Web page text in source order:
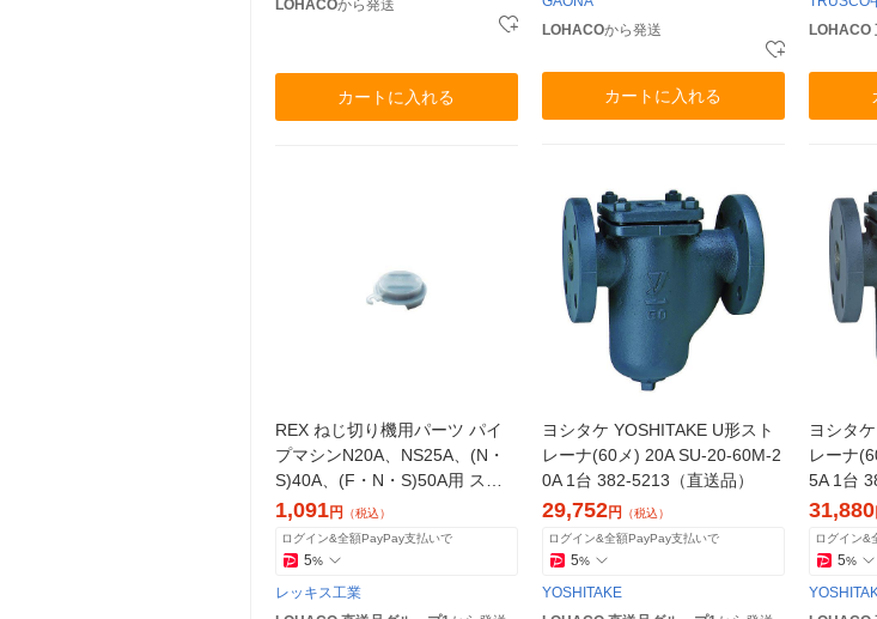
LOHACOから発送
カートに入れる
LOHACOから発送
カートに入れる
LOHACO
REX ねじ切り機用パーツ パイ
プマシンN20A、NS25A、(N・
S)40A、(F・N・S)50A用 スト
レーナー N048 1個（直送品）
1,091円 （税込）
ログイン&全額PayPay支払いで
5%
レッキス工業
ヨシタケ YOSHITAKE U形スト
レーナ(60メ) 20A SU-20-60M-2
0A 1台 382-5213（直送品）
29,752円 （税込）
ログイン&全額PayPay支払いで
5%
YOSHITAKE
ヨシタ
レーナ
5A 1台
31,880
ログイン&
5%